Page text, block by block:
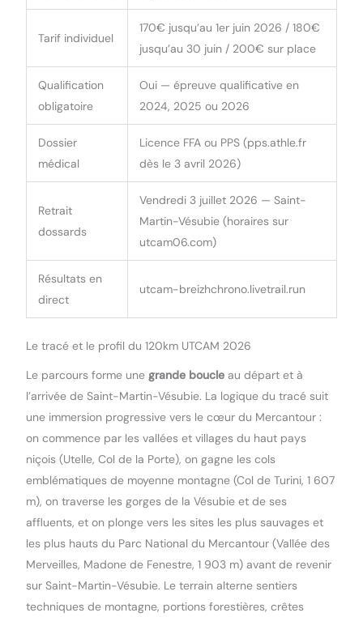
Tarif individuel
170€ jusqu’au 1er juin 2026 / 180€
jusqu’au 30 juin / 200€ sur place
Qualification
obligatoire
Oui — épreuve qualificative en
2024, 2025 ou 2026
Dossier
médical
Licence FFA ou PPS (pps.athle.fr
dès le 3 avril 2026)
Retrait
dossards
Vendredi 3 juillet 2026 — Saint-
Martin-Vésubie (horaires sur
utcam06.com)
Résultats en
direct
utcam-breizhchrono.livetrail.run
Le tracé et le profil du 120km UTCAM 2026
Le parcours forme une grande boucleau départ et à
l’arrivée de Saint-Martin-Vésubie. La logique du tracé suit
une immersion progressive vers le cœur du Mercantour :
on commence par les vallées et villages du haut pays
niçois (Utelle, Col de la Porte), on gagne les cols
emblématiques de moyenne montagne (Col de Turini, 1 607
m), on traverse les gorges de la Vésubie et de ses
affluents, et on plonge vers les sites les plus sauvages et
les plus hauts du Parc National du Mercantour (Vallée des
Merveilles, Madone de Fenestre, 1 903 m) avant de revenir
sur Saint-Martin-Vésubie. Le terrain alterne sentiers
techniques de montagne, portions forestières, crêtes